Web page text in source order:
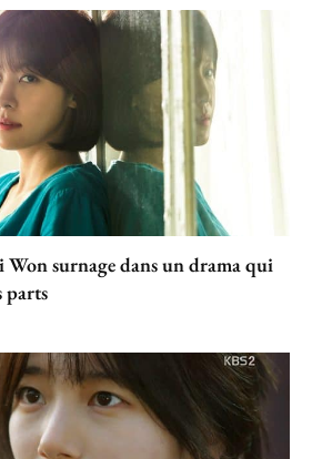
surnage dans un drama qui
parts